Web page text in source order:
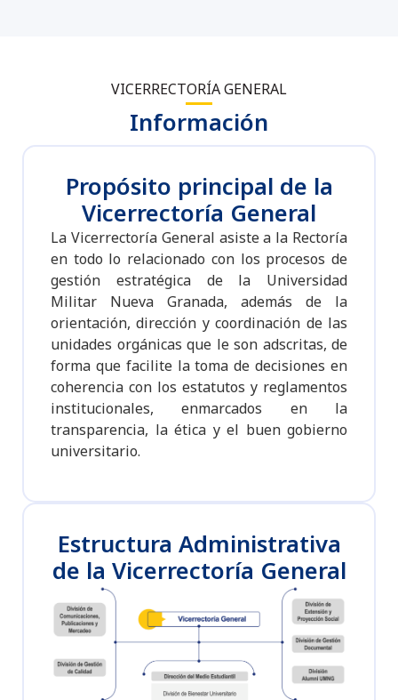
VICERRECTORÍA GENERAL
Información
Propósito principal de la
Vicerrectoría General
La Vicerrectoría General asiste a la Rectoría
en todo lo relacionado con los procesos de
gestión estratégica de la Universidad
Militar Nueva Granada, además de la
orientación, dirección y coordinación de las
unidades orgánicas que le son adscritas, de
forma que facilite la toma de decisiones en
coherencia con los estatutos y reglamentos
institucionales, enmarcados en la
transparencia, la ética y el buen gobierno
universitario.
Estructura Administrativa
de la Vicerrectoría General